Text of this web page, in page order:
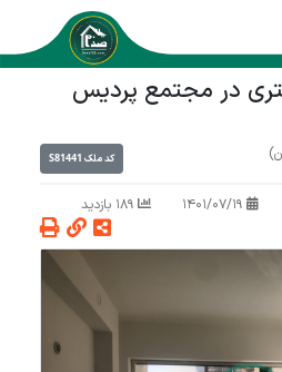
کد ملک S81441